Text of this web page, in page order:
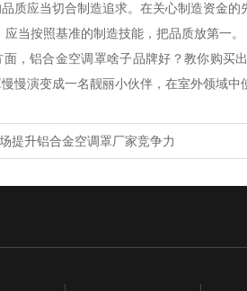
质应当切合制造追求。在关心制造资金
当按照基准的制造技能，把品质放第一。
，铝合金空调罩啥子品牌好？教你购买
慢演变成一名靓丽小伙伴，在室外领域
提升铝合金空调罩厂家竞争力